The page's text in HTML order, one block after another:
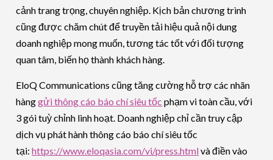
cảnh trang trọng, chuyên nghiệp. Kịch bản chương trình
cũng được chăm chút để truyền tải hiệu quả nội dung
doanh nghiệp mong muốn, tương tác tốt với đối tượng
quan tâm, biến họ thành khách hàng.
EloQ Communications cũng tăng cường hỗ trợ các nhãn
hànggửi thông cáo báo chí siêu tốc phạm vi toàn cầu, với
3 gói tuỳ chỉnh linh hoạt. Doanh nghiệp chỉ cần truy cập
dịch vụ phát hành thông cáo báo chí siêu tốc
tại:https://www.eloqasia.com/vi/press.htmlvà điền vào